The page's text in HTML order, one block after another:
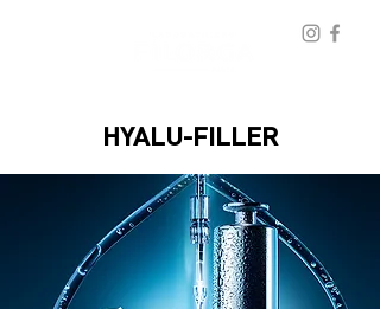
HYALU-FILLER